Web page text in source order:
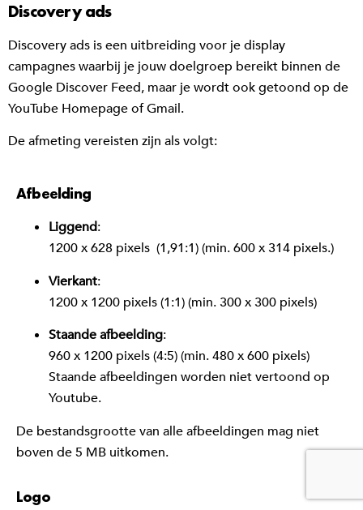
Discovery ads
Discovery ads is een uitbreiding voor je display
campagnes waarbij je jouw doelgroep bereikt binnen de
Google Discover Feed, maar je wordt ook getoond op de
YouTube Homepage of Gmail.
De afmeting vereisten zijn als volgt:
Afbeelding
Liggend:
1200 x 628 pixels (1,91:1) (min. 600 x 314 pixels.)
Vierkant:
1200 x 1200 pixels (1:1) (min. 300 x 300 pixels)
Staande afbeelding:
960 x 1200 pixels (4:5) (min. 480 x 600 pixels)
Staande afbeeldingen worden niet vertoond op
Youtube.
De bestandsgrootte van alle afbeeldingen mag niet
boven de 5 MB uitkomen.
Logo